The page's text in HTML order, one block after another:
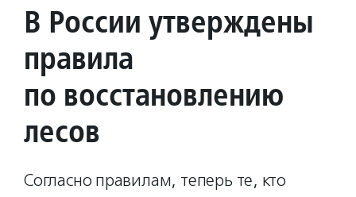
В России утверждены
правила
по восстановлению
лесов
Согласно правилам, теперь те, кто